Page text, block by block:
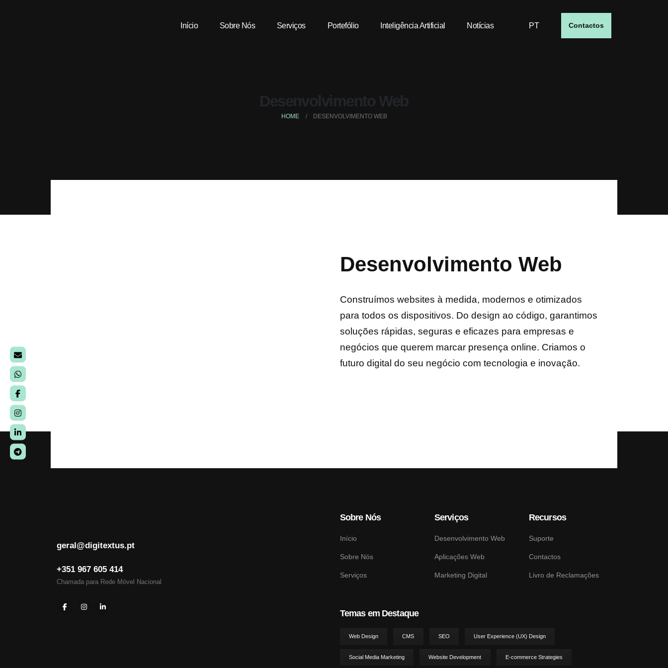
Início Sobre Nós Serviços Portefólio Inteligência Artificial Notícias PT Contactos
Desenvolvimento Web
HOME DESENVOLVIMENTO WEB
Desenvolvimento Web
Construímos websites à medida, modernos e otimizados
para todos os dispositivos. Do design ao código, garantimos
soluções rápidas, seguras e eficazes para empresas e
negócios que querem marcar presença online. Criamos o
futuro digital do seu negócio com tecnologia e inovação.
geral@digitextus.pt
+351 967 605 414
Chamada para Rede Móvel Nacional
Sobre Nós
Início
Sobre Nós
Serviços
Serviços
Desenvolvimento Web
Aplicações Web
Marketing Digital
Recursos
Suporte
Contactos
Livro de Reclamações
Temas em Destaque
Web Design CMS SEO User Experience (UX) Design
Social Media Marketing Website Development E-commerce Strategies